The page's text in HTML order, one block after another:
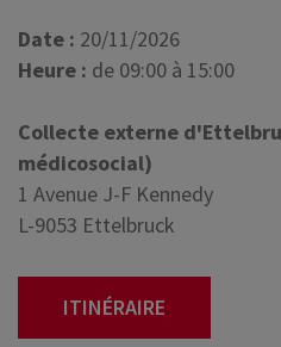
Date : 20/11/2026
Heure : de 09:00 à 15:00
Collecte externe
médicosocial)
1 Avenue J-F Kennedy
L-9053 Ettelbruck
ITINÉRAIRE